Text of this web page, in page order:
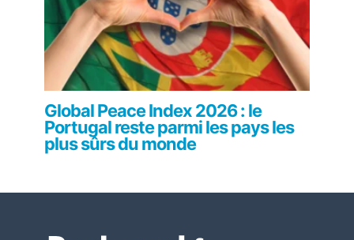
Global Peace Index 2026 : le
Portugal reste parmi les pays les
plus sûrs du monde